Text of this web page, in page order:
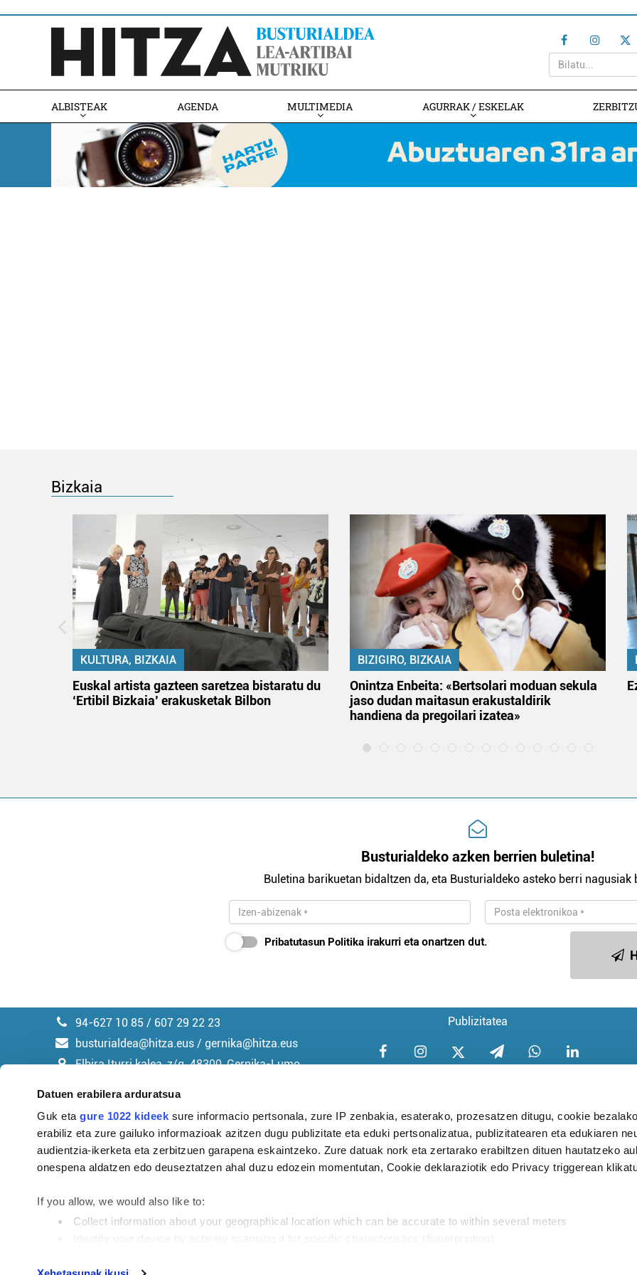
Datuen erabilera arduratsua
Guk etagure 1022 kideek sure informacio pertsonala, zure IP zenbakia, esaterako, prozesatzen ditugu, cookie
erabiliz eta zure gailuko informazioak azitzen dugu publizitate eta eduki pertsonalizatua, publizitatearen eta edukiaren
audientzia-ikerketa eta zerbitzuen garapena eskaintzeko. Zure datuak nork eta zertarako erabiltzen dituen hautatzeko
onespena aldatzen edo deuseztatzen ahal duzu edozein momentutan, Cookie deklaraziotik edo Privacy triggerean
If you allow, we would also like to:
Collect information about your geographical location which can be accurate to within several meters
ALBISTEAK AGENDA MULTIMEDIA AGURRAK / ESKELAK
Bizkaia
KULTURA, BIZKAIA
Euskal artista gazteen saretzea bistaratu du
‘Ertibil Bizkaia’ erakusketak Bilbon
BIZIGIRO, BIZKAIA
Onintza Enbeita: «Bertsolari moduan sekula
jaso dudan maitasun erakustaldirik
handiena da pregoilari izatea»
Busturialdeko azken berrien buletina!
Buletina barikuetan bidaltzen da, eta Busturialdeko asteko berri nagusiak
Pribatutasun Politika irakurri eta onartzen dut.
94-627 10 85 / 607 29 22 23
busturialdea@hitza.eus / gernika@hitza.eus
Elbira Iturri kalea, z/g. 48300, Gernika-Lumo
Publizitatea
Argitalpen politika Aniztasun politika Pribatutasun
Tokiko informazioa profesionaltasunez eta euskaratik, modu librean kontatzea da gure eginkizuna.